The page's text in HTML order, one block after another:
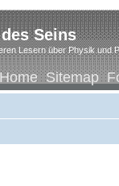
Seins
Lesern über Physik und
Sitemap